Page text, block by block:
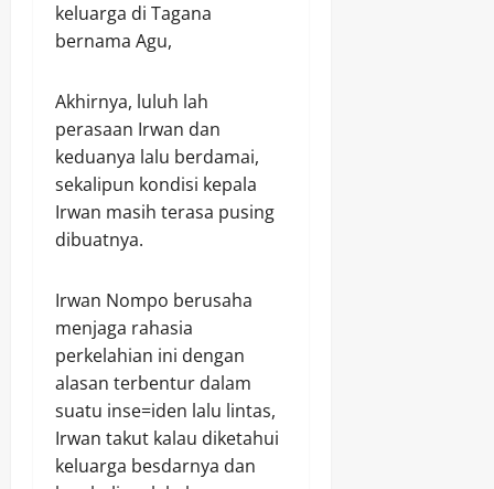
keluarga di Tagana
bernama Agu,
Akhirnya, luluh lah
perasaan Irwan dan
keduanya lalu berdamai,
sekalipun kondisi kepala
Irwan masih terasa pusing
dibuatnya.
Irwan Nompo berusaha
menjaga rahasia
perkelahian ini dengan
alasan terbentur dalam
suatu inse=iden lalu lintas,
Irwan takut kalau diketahui
keluarga besdarnya dan